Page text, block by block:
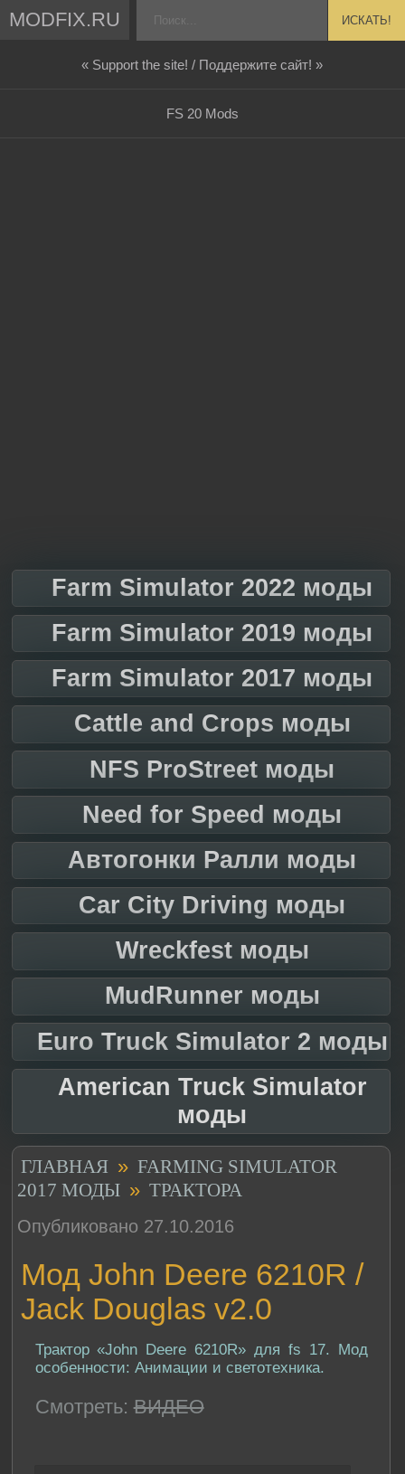
MODFIX.RU ИСКАТЬ!
« Support the site! / Поддержите сайт! »
FS 20 Mods
Farm Simulator 2022 моды
Farm Simulator 2019 моды
Farm Simulator 2017 моды
Cattle and Crops моды
NFS ProStreet моды
Need for Speed моды
Автогонки Ралли моды
Car City Driving моды
Wreckfest моды
MudRunner моды
Euro Truck Simulator 2 моды
American Truck Simulator
моды
ГЛАВНАЯ » FARMING SIMULATOR
2017 МОДЫ » ТРАКТОРА
Опубликовано 27.10.2016
Мод John Deere 6210R /
Jack Douglas v2.0
Трактор «John Deere 6210R» для fs 17. Мод
особенности: Анимации и светотехника.
Смотреть: ВИДЕО